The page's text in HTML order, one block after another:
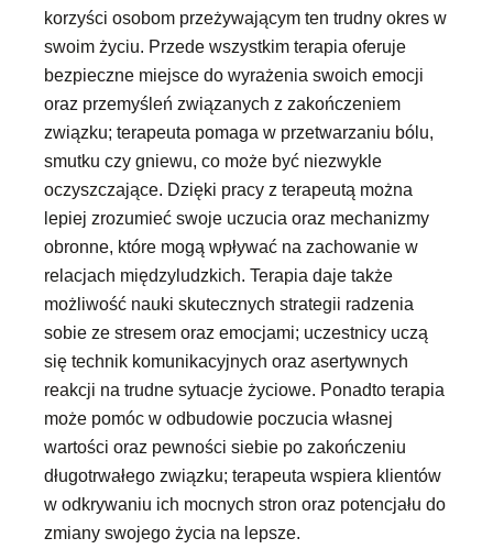
korzyści osobom przeżywającym ten trudny okres w
swoim życiu. Przede wszystkim terapia oferuje
bezpieczne miejsce do wyrażenia swoich emocji
oraz przemyśleń związanych z zakończeniem
związku; terapeuta pomaga w przetwarzaniu bólu,
smutku czy gniewu, co może być niezwykle
oczyszczające. Dzięki pracy z terapeutą można
lepiej zrozumieć swoje uczucia oraz mechanizmy
obronne, które mogą wpływać na zachowanie w
relacjach międzyludzkich. Terapia daje także
możliwość nauki skutecznych strategii radzenia
sobie ze stresem oraz emocjami; uczestnicy uczą
się technik komunikacyjnych oraz asertywnych
reakcji na trudne sytuacje życiowe. Ponadto terapia
może pomóc w odbudowie poczucia własnej
wartości oraz pewności siebie po zakończeniu
długotrwałego związku; terapeuta wspiera klientów
w odkrywaniu ich mocnych stron oraz potencjału do
zmiany swojego życia na lepsze.